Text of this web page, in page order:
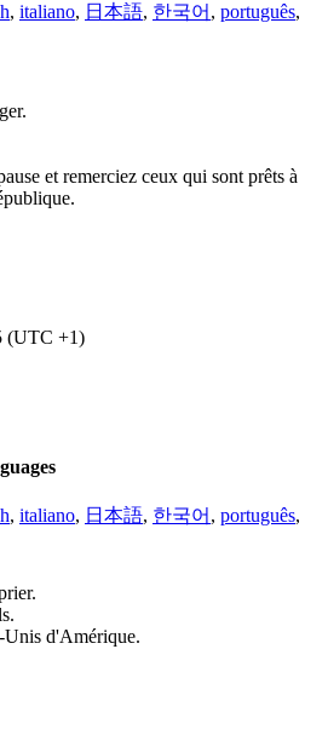
, italiano, 日本語, 한국어 , português,
et remerciez ceux qui sont prêts à
(UTC +1)
, italiano, 日本語, 한국어 , português,
Unis d'Amérique.